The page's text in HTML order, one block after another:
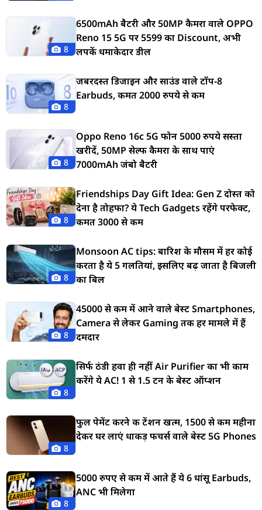
8
6500mAh बैटरी और 50MP कैमरा वाले OPPO
Reno 15 5G पर 5599 का Discount, अभी
लपकें धमाकेदार डील
8
जबरदस्त डिजाइन और साउंड वाले टॉप-8
Earbuds, कीमत 2000 रुपये से कम
8
Oppo Reno 16c 5G फोन 5000 रुपये सस्ता
खरीदें, 50MP सेल्फी कैमरा के साथ पाएं
7000mAh जंबो बैटरी
8
Friendships Day Gift Idea: Gen Z दोस्त को
देना है तोहफा? ये Tech Gadgets रहेंगे परफेक्ट,
कीमत 3000 से कम
8
Monsoon AC tips: बारिश के मौसम में हर कोई
करता है ये 5 गलतियां, इसलिए बढ़ जाता है बिजली
का बिल
8
45000 से कम में आने वाले बेस्ट Smartphones,
Camera से लेकर Gaming तक हर मामले में हैं
दमदार
8
सिर्फ ठंडी हवा ही नहीं Air Purifier का भी काम
करेंगे ये AC! 1 से 1.5 टन के बेस्ट ऑप्शन
8
फुल पेमेंट करने की टेंशन खत्म, 1500 से कम महीना
देकर घर लाएं धाकड़ फीचर्स वाले बेस्ट 5G Phones
8
5000 रुपए से कम में आते हैं ये 6 धांसू Earbuds,
ANC भी मिलेगा